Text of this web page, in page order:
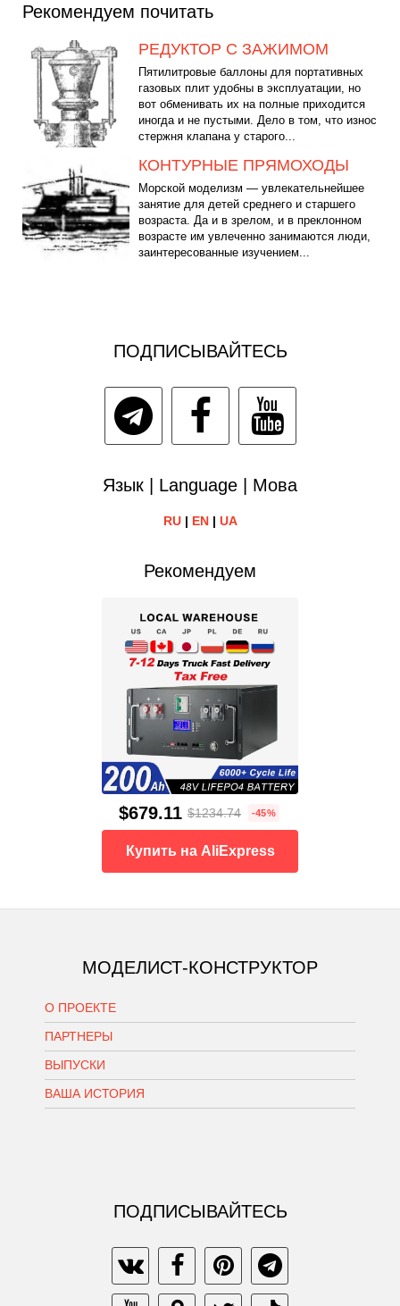
Рекомендуем почитать
РЕДУКТОР С ЗАЖИМОМ
Пятилитровые баллоны для портативных
газовых плит удобны в эксплуатации, но
вот обменивать их на полные приходится
иногда и не пустыми. Дело в том, что износ
стержня клапана у старого...
КОНТУРНЫЕ ПРЯМОХОДЫ
Морской моделизм — увлекательнейшее
занятие для детей среднего и старшего
возраста. Да и в зрелом, и в преклонном
возрасте им увлеченно занимаются люди,
заинтересованные изучением...
ПОДПИСЫВАЙТЕСЬ
Язык | Language | Мова
RU| EN| UA
Рекомендуем
$679.11 $1234.74 -45%
Купить на AliExpress
МОДЕЛИСТ-КОНСТРУКТОР
О ПРОЕКТЕ
ПАРТНЕРЫ
ВЫПУСКИ
ВАША ИСТОРИЯ
ПОДПИСЫВАЙТЕСЬ